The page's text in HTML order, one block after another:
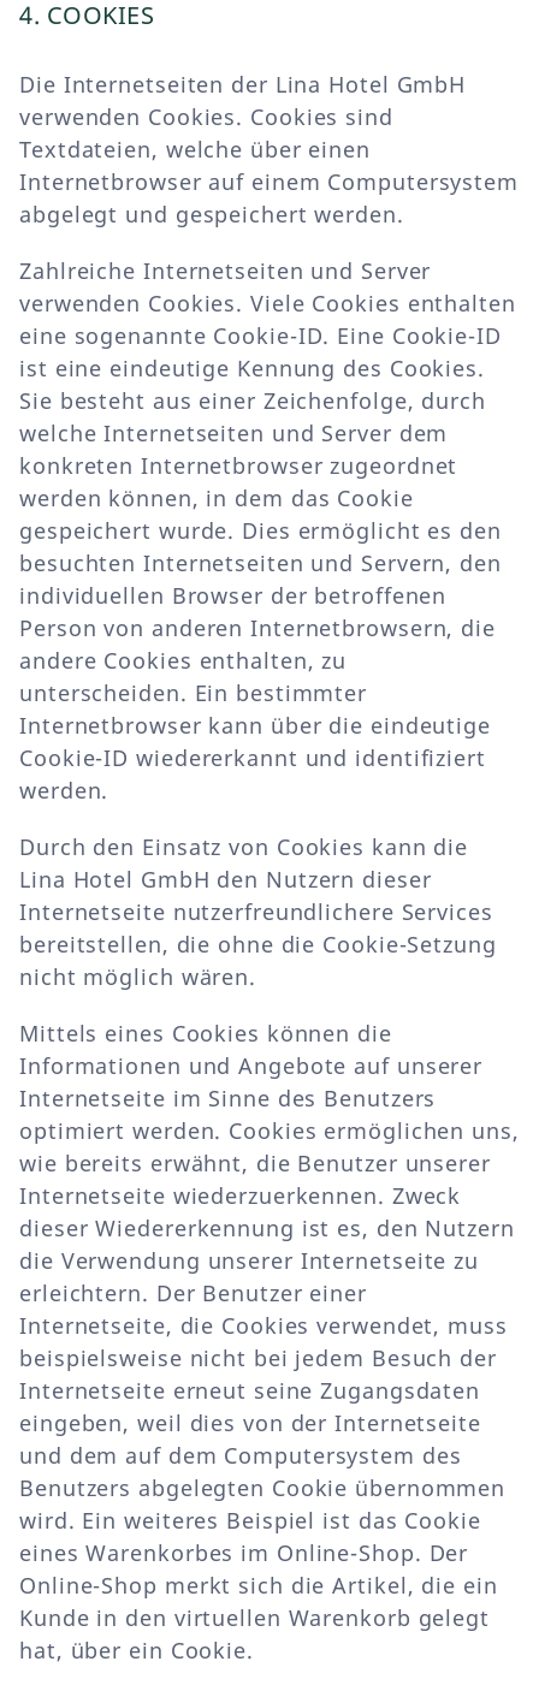
4. COOKIES
Die Internetseiten der Lina Hotel GmbH
verwenden Cookies. Cookies sind
Textdateien, welche über einen
Internetbrowser auf einem Computersystem
abgelegt und gespeichert werden.
Zahlreiche Internetseiten und Server
verwenden Cookies. Viele Cookies enthalten
eine sogenannte Cookie-ID. Eine Cookie-ID
ist eine eindeutige Kennung des Cookies.
Sie besteht aus einer Zeichenfolge, durch
welche Internetseiten und Server dem
konkreten Internetbrowser zugeordnet
werden können, in dem das Cookie
gespeichert wurde. Dies ermöglicht es den
besuchten Internetseiten und Servern, den
individuellen Browser der betroffenen
Person von anderen Internetbrowsern, die
andere Cookies enthalten, zu
unterscheiden. Ein bestimmter
Internetbrowser kann über die eindeutige
Cookie-ID wiedererkannt und identifiziert
werden.
Durch den Einsatz von Cookies kann die
Lina Hotel GmbH den Nutzern dieser
Internetseite nutzerfreundlichere Services
bereitstellen, die ohne die Cookie-Setzung
nicht möglich wären.
Mittels eines Cookies können die
Informationen und Angebote auf unserer
Internetseite im Sinne des Benutzers
optimiert werden. Cookies ermöglichen uns,
wie bereits erwähnt, die Benutzer unserer
Internetseite wiederzuerkennen. Zweck
dieser Wiedererkennung ist es, den Nutzern
die Verwendung unserer Internetseite zu
erleichtern. Der Benutzer einer
Internetseite, die Cookies verwendet, muss
beispielsweise nicht bei jedem Besuch der
Internetseite erneut seine Zugangsdaten
eingeben, weil dies von der Internetseite
und dem auf dem Computersystem des
Benutzers abgelegten Cookie übernommen
wird. Ein weiteres Beispiel ist das Cookie
eines Warenkorbes im Online-Shop. Der
Online-Shop merkt sich die Artikel, die ein
Kunde in den virtuellen Warenkorb gelegt
hat, über ein Cookie.